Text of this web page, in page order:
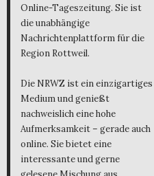
Online-Tageszeitung. Sie ist
die unabhängige
Nachrichtenplattform für die
Region Rottweil.
Die NRWZ ist ein einzigartiges
Medium und genießt
nachweislich eine hohe
Aufmerksamkeit – gerade auch
online. Sie bietet eine
interessante und gerne